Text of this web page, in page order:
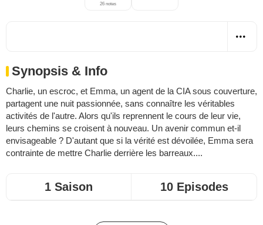
26 notes
Synopsis & Info
Charlie, un escroc, et Emma, un agent de la CIA sous couverture,
partagent une nuit passionnée, sans connaître les véritables
activités de l'autre. Alors qu'ils reprennent le cours de leur vie,
leurs chemins se croisent à nouveau. Un avenir commun et-il
envisageable ? D'autant que si la vérité est dévoilée, Emma sera
contrainte de mettre Charlie derrière les barreaux....
1 Saison 10 Episodes